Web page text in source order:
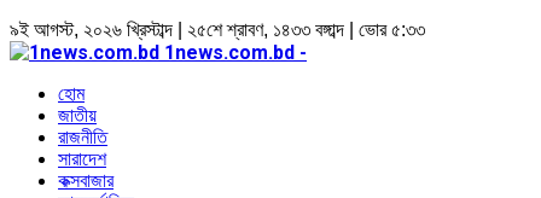
৯ই আগস্ট, ২০২৬ খ্রিস্টাব্দ | ২৫শে শ্রাবণ, ১৪৩৩ বঙ্গাব্দ | ভোর ৫:৩৩
1news.com.bd -
হোম
জাতীয়
রাজনীতি
সারাদেশ
কক্সবাজার